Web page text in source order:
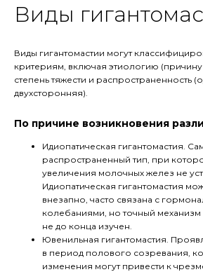
Виды
Виды гигантомастии могут
критериям, включая этиологию
степень тяжести и распространенность
двухсторонняя).
По причине возникновения
Идиопатическая гигантомастия.
распространенный тип, при
увеличения молочных желез не
Идиопатическая гигантомастия
внезапно, часто связана с
колебаниями, но точный механизм
не до конца изучен.
Ювенильная гигантомастия.
в период полового созревания,
изменения могут привести к